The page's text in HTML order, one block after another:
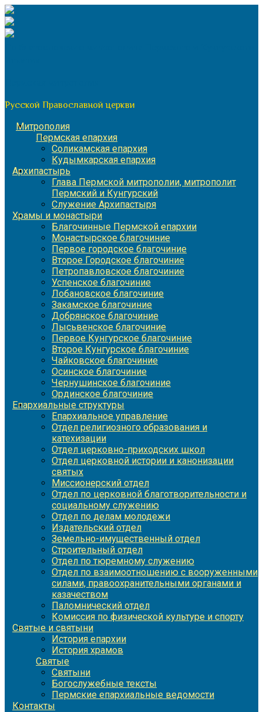
Перейти
к
содержимому
Русской Православной церкви
Митрополия
Пермская епархия
Соликамская епархия
Кудымкарская епархия
Архипастырь
Глава Пермской митрополии, митрополит
Пермский и Кунгурский
Служение Архипастыря
Храмы и монастыри
Благочинные Пермской епархии
Монастырское благочиние
Первое городское благочиние
Второе Городское благочиние
Петропавловское благочиние
Успенское благочиние
Лобановское благочиние
Закамское благочиние
Добрянское благочиние
Лысьвенское благочиние
Первое Кунгурское благочиние
Второе Кунгурское благочиние
Чайковское благочиние
Осинское благочиние
Чернушинское благочиние
Ординское благочиние
Епархиальные структуры
Епархиальное управление
Отдел религиозного образования и
катехизации
Отдел церковно-приходских школ
Отдел церковной истории и канонизации
святых
Миссионерский отдел
Отдел по церковной благотворительности и
социальному служению
Отдел по делам молодежи
Издательский отдел
Земельно-имущественный отдел
Строительный отдел
Отдел по тюремному служению
Отдел по взаимоотношению с вооруженными
силами, правоохранительными органами и
казачеством
Паломнический отдел
Комиссия по физической культуре и спорту
Святые и святыни
История епархии
История храмов
Святые
Святыни
Богослужебные тексты
Пермские епархиальные ведомости
Контакты